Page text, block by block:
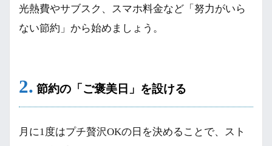
光熱費やサブスク、スマホ料金など「努力がいら
ない節約」から始めましょう。
2. 節約の「ご褒美日」を設ける
月に1度はプチ贅沢OKの日を決めることで、スト